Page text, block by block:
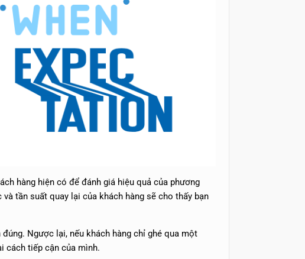
hàng hiện có để đánh giá hiệu quả của phương
tần suất quay lại của khách hàng sẽ cho thấy bạn
Ngược lại, nếu khách hàng chỉ ghé qua một
cách tiếp cận của mình.